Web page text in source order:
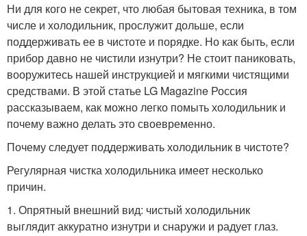
Ни для кого не секрет, что любая бытовая техника, в том
числе и холодильник, прослужит дольше, если
поддерживать ее в чистоте и порядке. Но как быть, если
прибор давно не чистили изнутри? Не стоит паниковать,
вооружитесь нашей инструкцией и мягкими чистящими
средствами. В этой статье LG Magazine Россия
рассказываем, как можно легко помыть холодильник и
почему важно делать это своевременно.
Почему следует поддерживать холодильник в чистоте?
Регулярная чистка холодильника имеет несколько
причин.
1. Опрятный внешний вид: чистый холодильник
выглядит аккуратно изнутри и снаружи и радует глаз.